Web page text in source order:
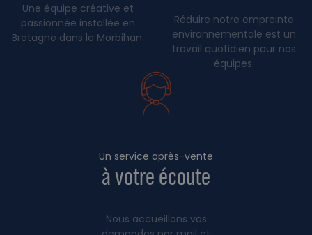
Une équipe créative et
passionnée installée en
Bretagne dans le Morbihan.
Réduire notre empreinte
environnementale est un
travail quotidien pour nos
équipes.
Un service après-vente
à votre écoute
Nous accueillons vos